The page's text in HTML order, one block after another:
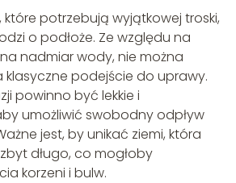
które potrzebują wyjątkowej troski,
o podłoże. Ze względu na
nadmiar wody, nie można
podejście do uprawy.
powinno być lekkie i
umożliwić swobodny odpływ
jest, by unikać ziemi, która
długo, co mogłoby
korzeni i bulw.